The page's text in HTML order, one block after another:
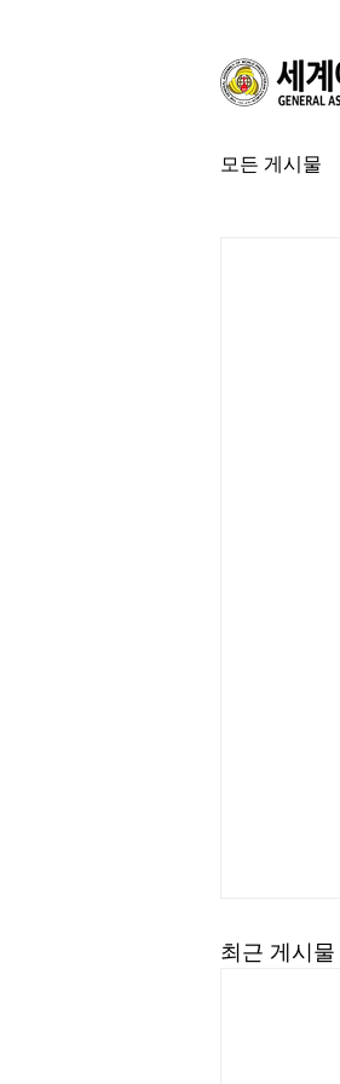
모든 게시물
최근 게시물